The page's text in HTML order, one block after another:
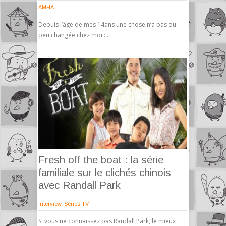
AMHA
Depuis l’âge de mes 14ans une chose n’a pas ou
peu changée chez moi :..
Fresh off the boat : la série
familiale sur le clichés chinois
avec Randall Park
Interview, Séries TV
Si vous ne connaissez pas Randall Park, le mieux